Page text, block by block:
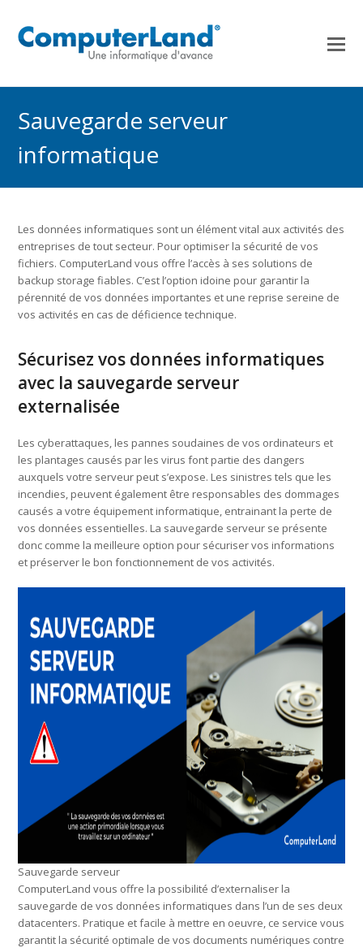
Sauvegarde serveur
informatique
Les données informatiques sont un élément vital aux activités des
entreprises de tout secteur. Pour optimiser la sécurité de vos
fichiers. ComputerLand vous offre l’accès à ses solutions de
backup storage fiables. C’est l’option idoine pour garantir la
pérennité de vos données importantes et une reprise sereine de
vos activités en cas de déficience technique.
Sécurisez vos données informatiques
avec la sauvegarde serveur
externalisée
Les cyberattaques, les pannes soudaines de vos ordinateurs et
les plantages causés par les virus font partie des dangers
auxquels votre serveur peut s’expose. Les sinistres tels que les
incendies, peuvent également être responsables des dommages
causés a votre équipement informatique, entrainant la perte de
vos données essentielles. La sauvegarde serveur se présente
donc comme la meilleure option pour sécuriser vos informations
et préserver le bon fonctionnement de vos activités.
Sauvegarde serveur
ComputerLand vous offre la possibilité d’externaliser la
sauvegarde de vos données informatiques dans l’un de ses deux
datacenters. Pratique et facile à mettre en oeuvre, ce service vous
garantit la sécurité optimale de vos documents numériques contre